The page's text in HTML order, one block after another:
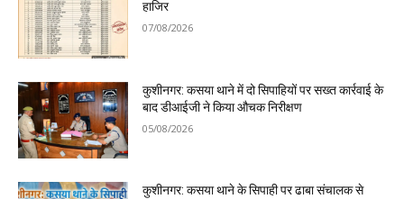
हाजिर
07/08/2026
कुशीनगर: कसया थाने में दो सिपाहियों पर सख्त कार्रवाई के
बाद डीआईजी ने किया औचक निरीक्षण
05/08/2026
कुशीनगर: कसया थाने के सिपाही पर ढाबा संचालक से